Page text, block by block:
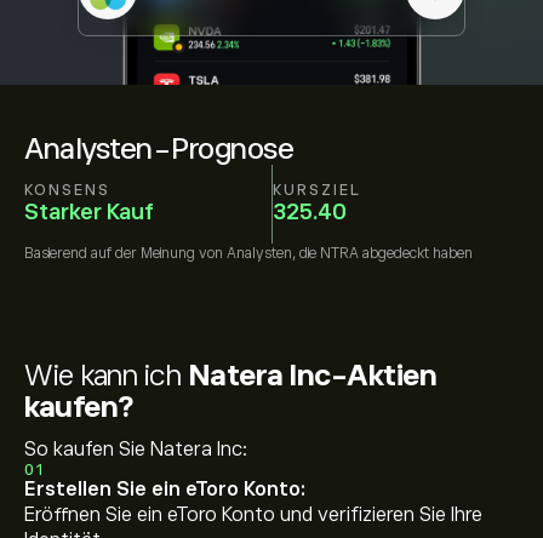
Analysten-Prognose
KONSENS
Starker Kauf
KURSZIEL
325.40
Basierend auf der Meinung von Analysten, die NTRA abgedeckt haben
Wie kann ich Natera Inc-Aktien
kaufen?
So kaufen Sie Natera Inc:
01
Erstellen Sie ein eToro Konto:
Eröffnen Sie ein eToro Konto und verifizieren Sie Ihre